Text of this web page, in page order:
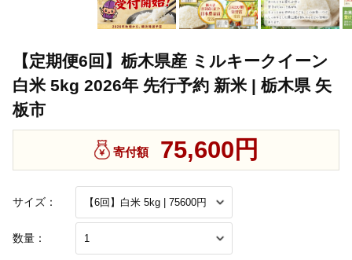
【定期便6回】栃木県産 ミルキークイーン
白米 5kg 2026年 先行予約 新米 | 栃木県 矢
板市
サイズ：
数量：
寄付額 75,600円